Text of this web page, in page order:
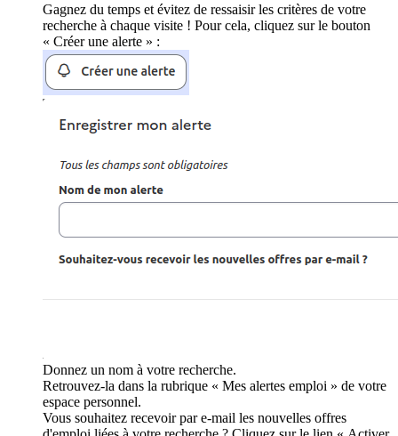
Gagnez du temps et évitez de ressaisir les critères de votre
recherche à chaque visite ! Pour cela, cliquez sur le bouton
« Créer une alerte » :
Donnez un nom à votre recherche.
Retrouvez-la dans la rubrique « Mes alertes emploi » de votre
espace personnel.
Vous souhaitez recevoir par e-mail les nouvelles offres